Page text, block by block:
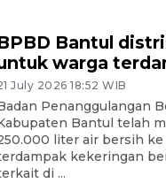
Bantul
warga
July 2026 18:52 WIB
Penanggulangan
Bantul telah
liter air bersih
kekeringan
di ...